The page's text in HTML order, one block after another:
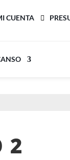
CUENTA
2